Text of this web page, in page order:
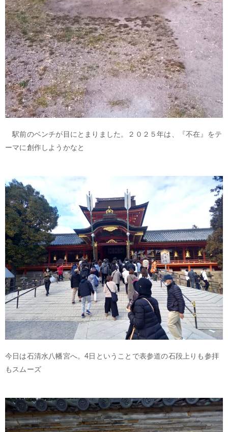
駅前のベンチが目にとまりました。２０２５年は、『不在』をテ
ーマに創作しようかなと
今日は石清水八幡宮へ。4日ということで表参道の石段上りも参拝
もスムーズ